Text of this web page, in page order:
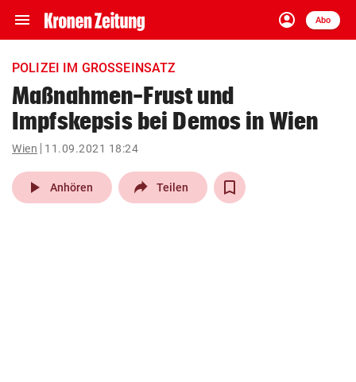
menu Navigation
ein-/ausklappen
account_circle
Anmelden
Abo
close Schließen
account_circle Anmelden
arrow_right
pin_drop
Wien arrow_right
POLIZEI IM GROSSEINSATZ
Maßnahmen-Frust und
Impfskepsis bei Demos in Wien
Wien 11.09.2021 18:24
play_arrow Anhören Teilen